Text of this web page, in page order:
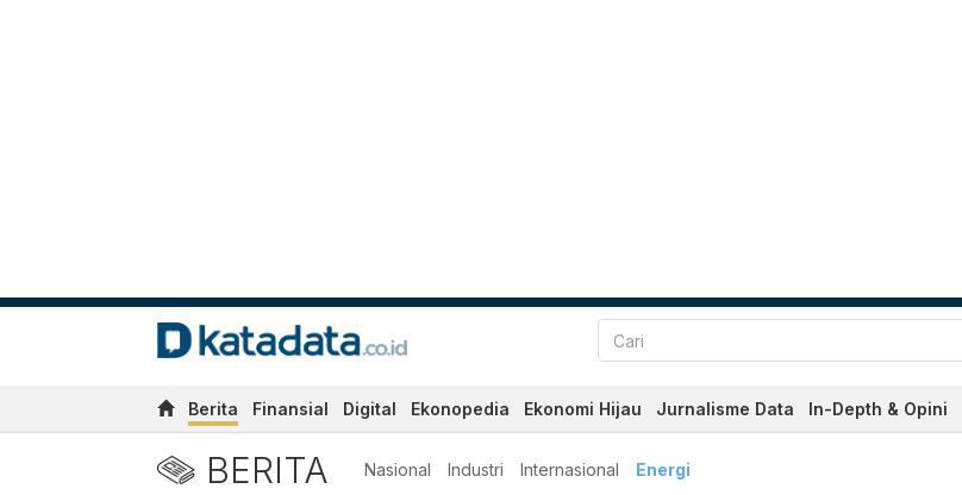
Berita Finansial Digital Ekonopedia Ekonomi Hijau Jurnalisme Data In-Depth & Opini
BERITA Nasional Industri Internasional Energi